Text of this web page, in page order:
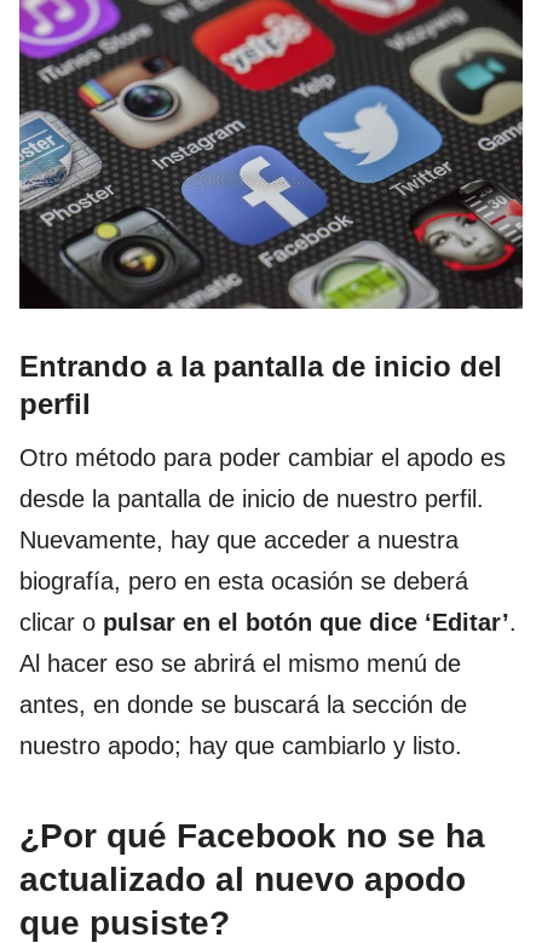
Entrando a la pantalla de inicio del
perfil
Otro método para poder cambiar el apodo es
desde la pantalla de inicio de nuestro perfil.
Nuevamente, hay que acceder a nuestra
biografía, pero en esta ocasión se deberá
clicar o pulsar en el botón que dice ‘Editar’.
Al hacer eso se abrirá el mismo menú de
antes, en donde se buscará la sección de
nuestro apodo; hay que cambiarlo y listo.
¿Por qué Facebook no se ha
actualizado al nuevo apodo
que pusiste?